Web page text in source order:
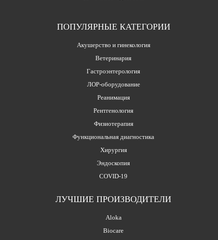
ПОПУЛЯРНЫЕ КАТЕГОРИИ
Акушерство и гинекология
Ветеринария
Гастроэнтерология
ЛОР-оборудование
Реанимация
Рентгенология
Физиотерапия
Функциональная диагностика
Хирургия
Эндоскопия
COVID-19
ЛУЧШИЕ ПРОИЗВОДИТЕЛИ
Aloka
Biocare